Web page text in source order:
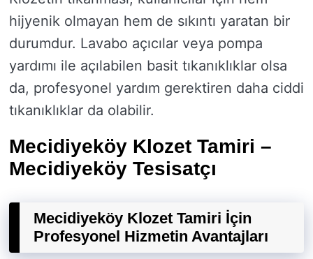
hijyenik olmayan hem de sıkıntı yaratan bir
durumdur. Lavabo açıcılar veya pompa
yardımı ile açılabilen basit tıkanıklıklar olsa
da, profesyonel yardım gerektiren daha ciddi
tıkanıklıklar da olabilir.
Mecidiyeköy Klozet Tamiri –
Mecidiyeköy Tesisatçı
Mecidiyeköy Klozet Tamiri İçin
Profesyonel Hizmetin Avantajları